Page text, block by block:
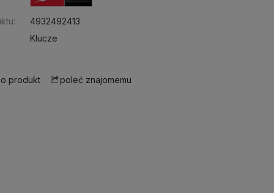
4932492413
Klucze
produkt poleć znajomemu